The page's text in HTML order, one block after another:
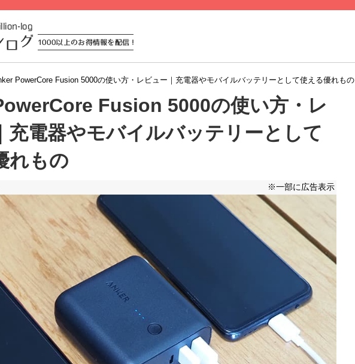
PowerCore Fusion 5000の使い方・レビュー｜充電器やモバイルバッテリーとして使える優れもの
Fusion 5000の使い方・レ
充電器やモバイルバッテリーとして
れもの
※一部に広告表示